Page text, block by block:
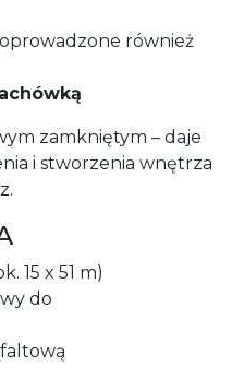
również
zamkniętym – daje
i stworzenia wnętrza
15 x 51 m)
do